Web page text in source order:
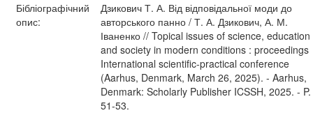
Бібліографічний
опис:
Дзикович Т. А. Від відповідальної моди до
авторського панно / Т. А. Дзикович, А. М.
Іваненко // Topical issues of science, education
and society in modern conditions : proceedings
International scientific-practical conference
(Aarhus, Denmark, March 26, 2025). - Aarhus,
Denmark: Scholarly Publisher ICSSH, 2025. - P.
51-53.